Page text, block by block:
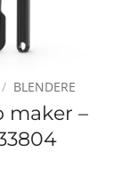
/ BLENDERE
maker –